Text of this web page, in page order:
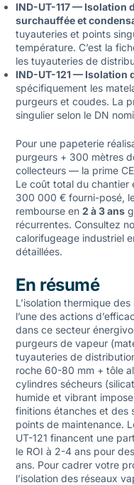
IND-UT-117 — Isolation
surchauffée et
tuyauteries et points
température. C’est la
les tuyauteries de
IND-UT-121 — Isolation
spécifiquement les
purgeurs et coudes. La
singulier selon le DN
Pour une papeterie
purgeurs + 300 mètres
collecteurs — la prime
Le coût total du chantier
300 000 € fourni-posé,
rembourse en 2 à 3 ans
récurrentes. Consultez
calorifugeage industriel
détaillées.
En résumé
L’isolation thermique
l’une des actions
dans ce secteur
purgeurs de vapeur
tuyauteries de
roche 60-80 mm + tôle
cylindres sécheurs
humide et vibrant
finitions étanches et des
points de maintenance.
UT-121 financent une
le ROI à 2-4 ans pour
ans. Pour cadrer votre
l’isolation des réseaux